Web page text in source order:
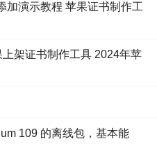
加演示教程 苹果证书制作工
架证书制作工具 2024年苹
109 的离线包，基本能